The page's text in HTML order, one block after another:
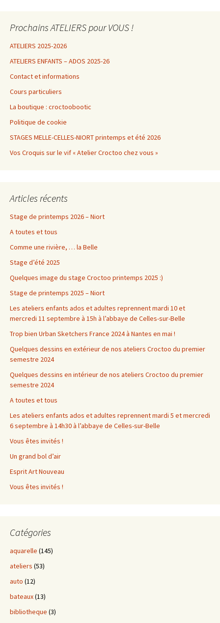
Prochains ATELIERS pour VOUS !
ATELIERS 2025-2026
ATELIERS ENFANTS – ADOS 2025-26
Contact et informations
Cours particuliers
La boutique : croctoobootic
Politique de cookie
STAGES MELLE-CELLES-NIORT printemps et été 2026
Vos Croquis sur le vif « Atelier Croctoo chez vous »
Articles récents
Stage de printemps 2026 – Niort
A toutes et tous
Comme une rivière, … la Belle
Stage d’été 2025
Quelques image du stage Croctoo printemps 2025 :)
Stage de printemps 2025 – Niort
Les ateliers enfants ados et adultes reprennent mardi 10 et
mercredi 11 septembre à 15h à l’abbaye de Celles-sur-Belle
Trop bien Urban Sketchers France 2024 à Nantes en mai !
Quelques dessins en extérieur de nos ateliers Croctoo du premier
semestre 2024
Quelques dessins en intérieur de nos ateliers Croctoo du premier
semestre 2024
A toutes et tous
Les ateliers enfants ados et adultes reprennent mardi 5 et mercredi
6 septembre à 14h30 à l’abbaye de Celles-sur-Belle
Vous êtes invités !
Un grand bol d’air
Esprit Art Nouveau
Vous êtes invités !
Catégories
aquarelle (145)
ateliers (53)
auto (12)
bateaux(13)
bibliotheque (3)